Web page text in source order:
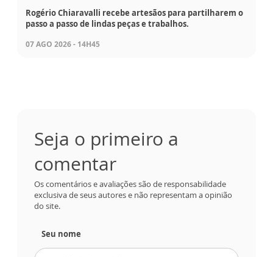
Rogério Chiaravalli recebe artesãos para partilharem o
passo a passo de lindas peças e trabalhos.
07 AGO 2026 - 14H45
Seja o primeiro a
comentar
Os comentários e avaliações são de responsabilidade
exclusiva de seus autores e não representam a opinião
do site.
Seu nome